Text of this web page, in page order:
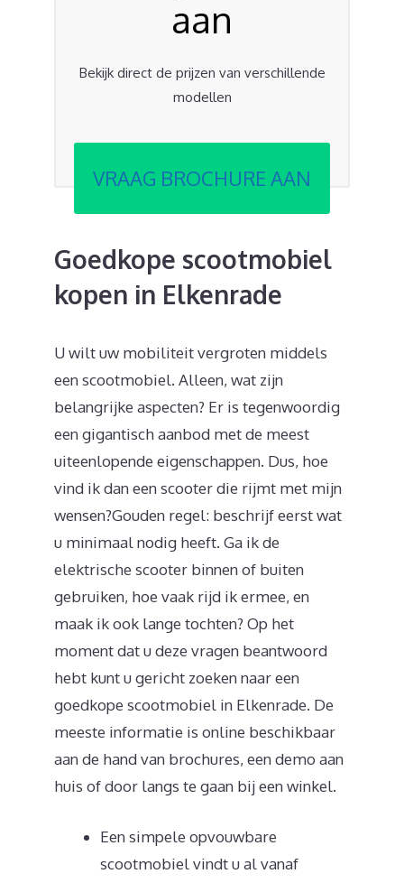
aan
Bekijk direct de prijzen van verschillende
modellen
VRAAG BROCHURE AAN
Goedkope scootmobiel
kopen in Elkenrade
U wilt uw mobiliteit vergroten middels
een scootmobiel. Alleen, wat zijn
belangrijke aspecten? Er is tegenwoordig
een gigantisch aanbod met de meest
uiteenlopende eigenschappen. Dus, hoe
vind ik dan een scooter die rijmt met mijn
wensen?Gouden regel: beschrijf eerst wat
u minimaal nodig heeft. Ga ik de
elektrische scooter binnen of buiten
gebruiken, hoe vaak rijd ik ermee, en
maak ik ook lange tochten? Op het
moment dat u deze vragen beantwoord
hebt kunt u gericht zoeken naar een
goedkope scootmobiel in Elkenrade. De
meeste informatie is online beschikbaar
aan de hand van brochures, een demo aan
huis of door langs te gaan bij een winkel.
Een simpele opvouwbare
scootmobiel vindt u al vanaf